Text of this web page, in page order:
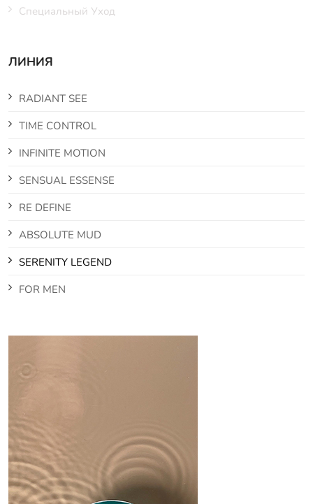
Специальный Уход
ЛИНИЯ
RADIANT SEE
TIME CONTROL
INFINITE MOTION
SENSUAL ESSENSE
RE DEFINE
ABSOLUTE MUD
SERENITY LEGEND
FOR MEN